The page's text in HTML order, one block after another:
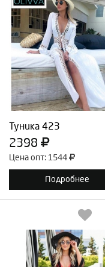
Туника 423
2398
Цена опт: 1544
Подробнее
Выберите
Продолжить